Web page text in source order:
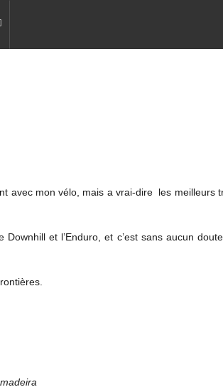
avec mon vélo, mais a vrai-dire les meilleurs
et l’Enduro, et c’est sans aucun